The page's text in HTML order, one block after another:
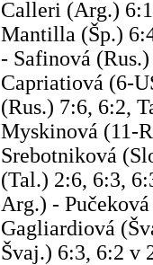
Calleri (Arg.)
Mantilla (Šp.)
- Safinová
Capriatiová (6-
(Rus.) 7:6, 6:2,
Myskinová (11-
Srebotniková
(Tal.) 2:6, 6:3,
Arg.) -
Gagliardiová
Švaj.) 6:3, 6:2 v